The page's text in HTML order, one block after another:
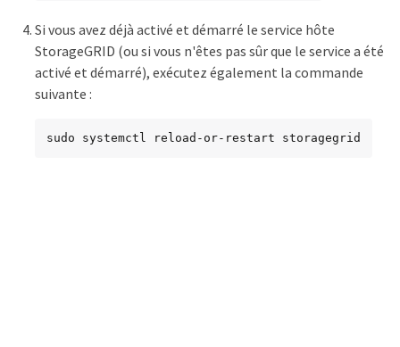
Si vous avez déjà activé et démarré le service hôte
StorageGRID (ou si vous n'êtes pas sûr que le service a été
activé et démarré), exécutez également la commande
suivante :
sudo systemctl reload-or-restart storagegrid